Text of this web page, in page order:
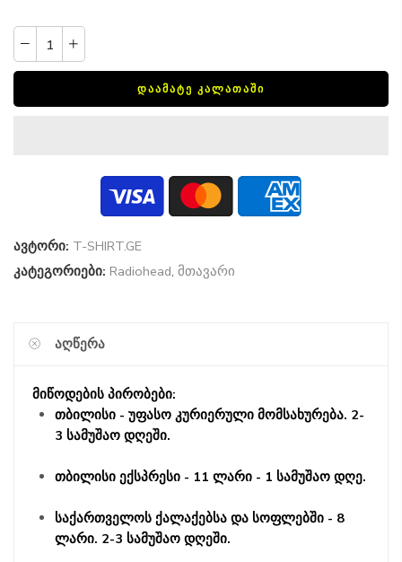
ᲓᲐᲐᲛᲐᲢᲔ ᲙᲐᲚᲐᲗᲐᲨᲘ
ავტორი: T-SHIRT.GE
კატეგორიები: Radiohead, მთავარი
ᲐᲦᲬᲔᲠᲐ
მიწოდების პირობები:
თბილისი - უფასო კურიერული მომსახურება. 2-
3 სამუშაო დღეში.
თბილისი ექსპრესი - 11 ლარი - 1 სამუშაო დღე.
საქართველოს ქალაქებსა და სოფლებში - 8
ლარი. 2-3 სამუშაო დღეში.